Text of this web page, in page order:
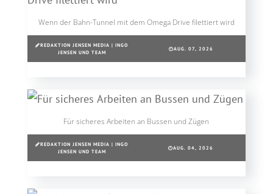
Wenn der Bahn-Tunnel mit dem Omega Drive filettiert wird
REDAKTION JENSEN MEDIA | INGO
JENSEN UND TEAM
AUG. 07, 2026
Für sicheres Arbeiten an Bussen und Zügen
REDAKTION JENSEN MEDIA | INGO
JENSEN UND TEAM
AUG. 04, 2026